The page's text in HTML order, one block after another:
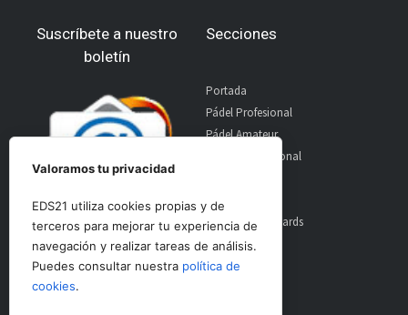
Suscríbete a nuestro
boletín
Secciones
Portada
Pádel Profesional
Pádel Amateur
Pádel Internacional
Material
World Padel Awards
Contacto
Publicidad
Valoramos tu privacidad
EDS21 utiliza cookies propias y de
terceros para mejorar tu experiencia de
navegación y realizar tareas de análisis.
Puedes consultar nuestra política de
cookies.